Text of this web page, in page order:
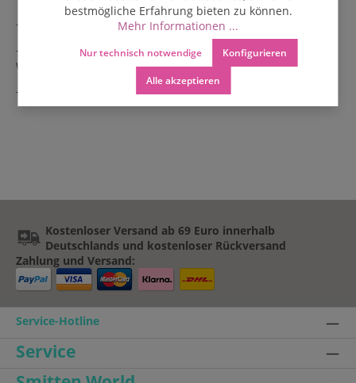
- Pflege: Trocken reinigen
- Unisex Gürtel - kann von Frauen und Männer getragen
werden
- auch als Golfgürtel beliebt
Kostenloser Versand ab 69 Euro innerhalb
Deutschlands und kostenloser Rückversand
Zahlung und Versand:
Service-Hotline
Service
bestmögliche Erfahrung bieten zu können.
Mehr Informationen ...
Nur technisch notwendige Konfigurieren
Alle akzeptieren